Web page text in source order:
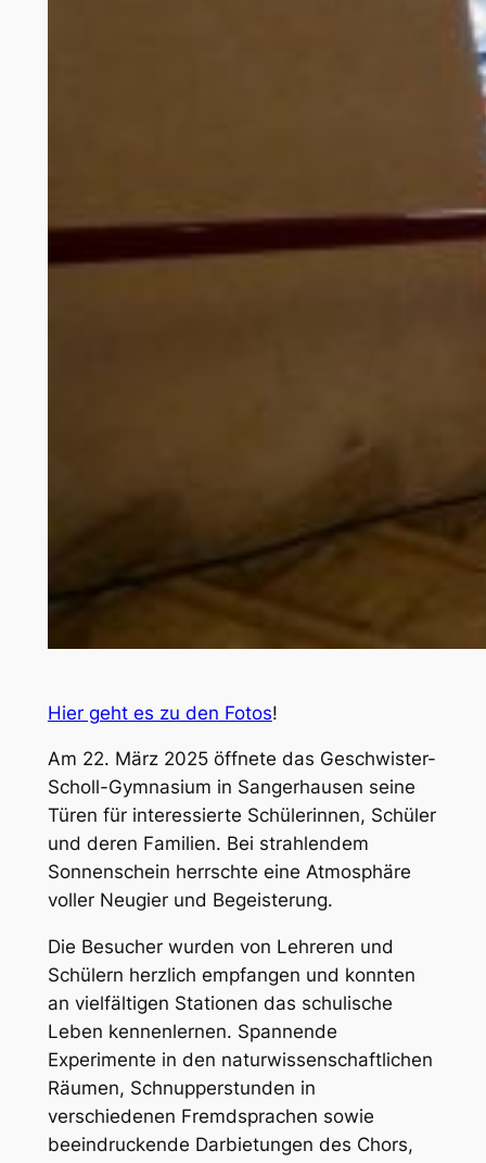
Hier geht es zu den Fotos!
Am 22. März 2025 öffnete das Geschwister-
Scholl-Gymnasium in Sangerhausen seine
Türen für interessierte Schülerinnen, Schüler
und deren Familien. Bei strahlendem
Sonnenschein herrschte eine Atmosphäre
voller Neugier und Begeisterung.
Die Besucher wurden von Lehreren und
Schülern herzlich empfangen und konnten
an vielfältigen Stationen das schulische
Leben kennenlernen. Spannende
Experimente in den naturwissenschaftlichen
Räumen, Schnupperstunden in
verschiedenen Fremdsprachen sowie
beeindruckende Darbietungen des Chors,